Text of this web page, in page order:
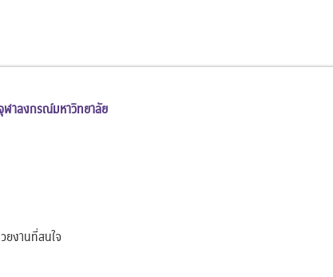
ฬาลงกรณ์มหาวิทยาลัย
ยงานที่สนใจ